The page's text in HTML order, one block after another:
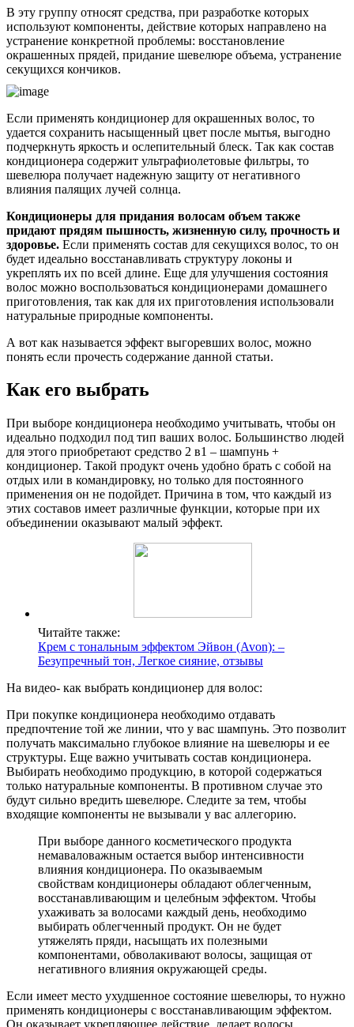
В эту группу относят средства, при разработке которых
используют компоненты, действие которых направлено на
устранение конкретной проблемы: восстановление
окрашенных прядей, придание шевелюре объема, устранение
секущихся кончиков.
Если применять кондиционер для окрашенных волос, то
удается сохранить насыщенный цвет после мытья, выгодно
подчеркнуть яркость и ослепительный блеск. Так как состав
кондиционера содержит ультрафиолетовые фильтры, то
шевелюра получает надежную защиту от негативного
влияния палящих лучей солнца.
Кондиционеры для придания волосам объем также
придают прядям пышность, жизненную силу, прочность и
здоровье. Если применять состав для секущихся волос, то он
будет идеально восстанавливать структуру локоны и
укреплять их по всей длине. Еще для улучшения состояния
волос можно воспользоваться кондиционерами домашнего
приготовления, так как для их приготовления использовали
натуральные природные компоненты.
А вот как называется эффект выгоревших волос, можно
понять если прочесть содержание данной статьи.
Как его выбрать
При выборе кондиционера необходимо учитывать, чтобы он
идеально подходил под тип ваших волос. Большинство людей
для этого приобретают средство 2 в1 – шампунь +
кондиционер. Такой продукт очень удобно брать с собой на
отдых или в командировку, но только для постоянного
применения он не подойдет. Причина в том, что каждый из
этих составов имеет различные функции, которые при их
объединении оказывают малый эффект.
Читайте также:
Крем с тональным эффектом Эйвон (Avon): –
Безупречный тон, Легкое сияние, отзывы
На видео- как выбрать кондиционер для волос:
При покупке кондиционера необходимо отдавать
предпочтение той же линии, что у вас шампунь. Это позволит
получать максимально глубокое влияние на шевелюры и ее
структуры. Еще важно учитывать состав кондиционера.
Выбирать необходимо продукцию, в которой содержаться
только натуральные компоненты. В противном случае это
будут сильно вредить шевелюре. Следите за тем, чтобы
входящие компоненты не вызывали у вас аллегорию.
При выборе данного косметического продукта
немаваловажным остается выбор интенсивности
влияния кондиционера. По оказываемым
свойствам кондиционеры обладают облегченным,
восстанавливающим и целебным эффектом. Чтобы
ухаживать за волосами каждый день, необходимо
выбирать облегченный продукт. Он не будет
утяжелять пряди, насыщать их полезными
компонентами, обволакивают волосы, защищая от
негативного влияния окружающей среды.
Если имеет место ухудшенное состояние шевелюры, то нужно
применять кондиционеры с восстанавливающим эффектом.